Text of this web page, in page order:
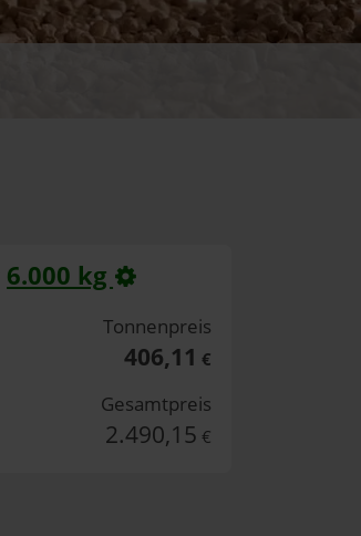
6.000 kg
Tonnenpreis
406,11 €
Gesamtpreis
2.490,15 €